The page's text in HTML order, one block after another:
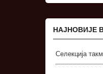
НАЈНОВИЈЕ
Селекција